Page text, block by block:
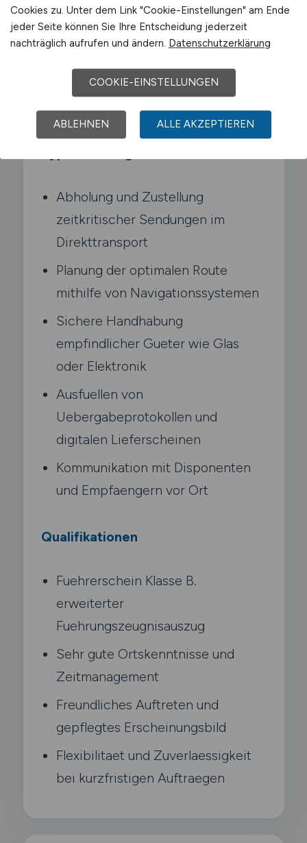
Sendung ohne Umweg direkt zum
Empfaenger bringt. Du arbeitest meist mit
Kleintransportern oder Pkw. kennst deine
Stadt wie die eigene Westentasche und
bist flexibel. wenn kurzfristig neue
Auftraege hereinkommen.
Abholung und Zustellung
zeitkritischer Sendungen im
Direkttransport
Planung der optimalen Route
mithilfe von Navigationssystemen
Sichere Handhabung
empfindlicher Gueter wie Glas
oder Elektronik
Ausfuellen von
Uebergabeprotokollen und
digitalen Lieferscheinen
Kommunikation mit Disponenten
und Empfaengern vor Ort
Qualifikationen
Fuehrerschein Klasse B.
erweiterter
Fuehrungszeugnisauszug
Sehr gute Ortskenntnisse und
Zeitmanagement
Freundliches Auftreten und
gepflegtes Erscheinungsbild
Flexibilitaet und Zuverlaessigkeit
bei kurzfristigen Auftraegen
Cookies zu. Unter dem Link "Cookie-Einstellungen" am Ende
jeder Seite können Sie Ihre Entscheidung jederzeit
nachträglich aufrufen und ändern. Datenschutzerklärung
COOKIE-EINSTELLUNGEN
ABLEHNEN ALLE AKZEPTIEREN